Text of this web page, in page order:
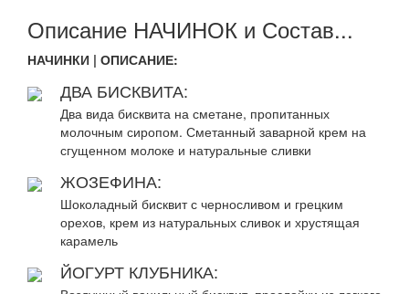
Описание НАЧИНОК и Состав...
НАЧИНКИ | ОПИСАНИЕ:
ДВА БИСКВИТА:
Два вида бисквита на сметане, пропитанных
молочным сиропом. Сметанный заварной крем на
сгущенном молоке и натуральные сливки
ЖОЗЕФИНА:
Шоколадный бисквит с черносливом и грецким
орехов, крем из натуральных сливок и хрустящая
карамель
ЙОГУРТ КЛУБНИКА: